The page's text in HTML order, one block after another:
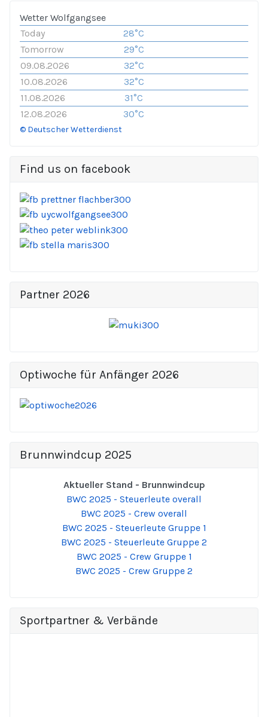
Wetter Wolfgangsee
Today
28°C
Tomorrow
29°C
09.08.2026
32°C
10.08.2026
32°C
11.08.2026
31°C
12.08.2026
30°C
© Deutscher Wetterdienst
Find us on facebook
Partner 2026
Optiwoche für Anfänger 2026
Brunnwindcup 2025
Aktueller Stand - Brunnwindcup
BWC 2025 - Steuerleute overall
BWC 2025 - Crew overall
BWC 2025 - Steuerleute Gruppe 1
BWC 2025 - Steuerleute Gruppe 2
BWC 2025 - Crew Gruppe 1
BWC 2025 - Crew Gruppe 2
Sportpartner & Verbände